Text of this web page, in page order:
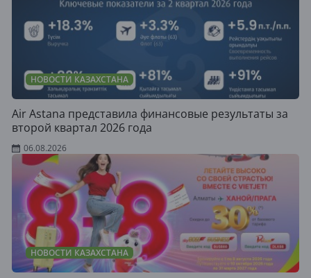
НОВОСТИ КАЗАХСТАНА
Air Astana представила финансовые результаты за
второй квартал 2026 года
06.08.2026
НОВОСТИ КАЗАХСТАНА